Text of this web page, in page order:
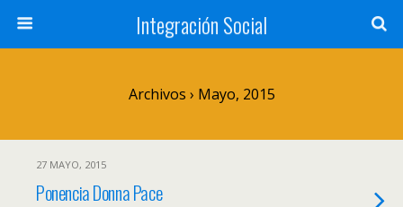
Integración Social
Archivos › Mayo, 2015
27 MAYO, 2015
Ponencia Donna Pace